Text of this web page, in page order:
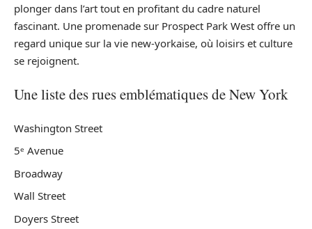
plonger dans l’art tout en profitant du cadre naturel
fascinant. Une promenade sur Prospect Park West offre un
regard unique sur la vie new-yorkaise, où loisirs et culture
se rejoignent.
Une liste des rues emblématiques de New York
Washington Street
5ᵉ Avenue
Broadway
Wall Street
Doyers Street